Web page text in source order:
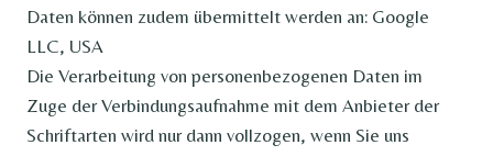
Daten können zudem übermittelt werden an: Google
LLC, USA
Die Verarbeitung von personenbezogenen Daten im
Zuge der Verbindungsaufnahme mit dem Anbieter der
Schriftarten wird nur dann vollzogen, wenn Sie uns